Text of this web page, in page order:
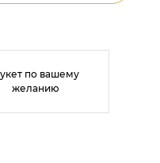
по вашему
желанию